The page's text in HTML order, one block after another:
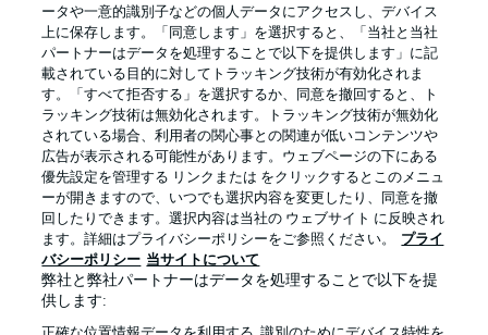
プライバシー・ポリシー 優先設定を管理する
利用条件 放送局
求人 選手
当サイトについて
ータや一意的識別子などの個人データにアクセスし、デバイス
上に保存します。「同意します」を選択すると、「当社と当社
パートナーはデータを処理することで以下を提供します」に記
載されている目的に対してトラッキング技術が有効化されま
す。「すべて拒否する」を選択するか、同意を撤回すると、ト
ラッキング技術は無効化されます。トラッキング技術が無効化
されている場合、利用者の関心事との関連が低いコンテンツや
広告が表示される可能性があります。ウェブページの下にある
優先設定を管理する リンクまたは をクリックするとこのメニュ
ーが開きますので、いつでも選択内容を変更したり、同意を撤
回したりできます。選択内容は当社の ウェブサイト に反映され
ます。詳細はプライバシーポリシーをご参照ください。
プライ
バシーポリシー 当サイトについて
弊社と弊社パートナーはデータを処理することで以下を提
供します: